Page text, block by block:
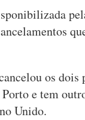
os dois
e tem
Unido.